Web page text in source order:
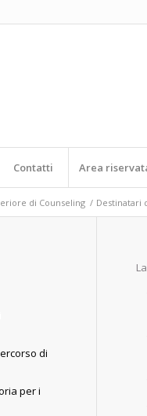
Contatti Area
di Counseling / Destinatari
di
per i